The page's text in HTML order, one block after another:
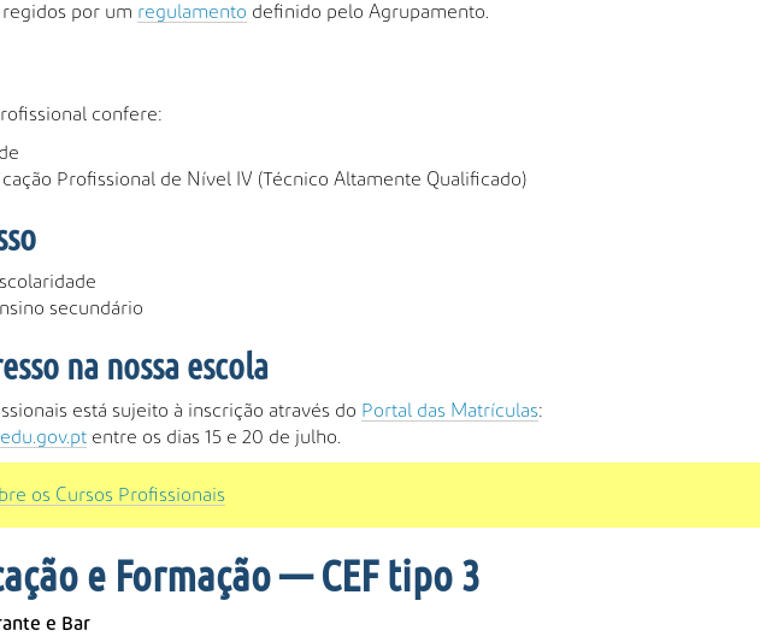
regidos por um regulamento definido pelo Agrupamento.
confere:
Profissional de Nível IV (Técnico Altamente Qualificado)
secundário
na nossa escola
está sujeito à inscrição através do Portal das Matrículas:
entre os dias 15 e 20 de julho.
os Cursos Profissionais
e Formação — CEF tipo 3
e Bar